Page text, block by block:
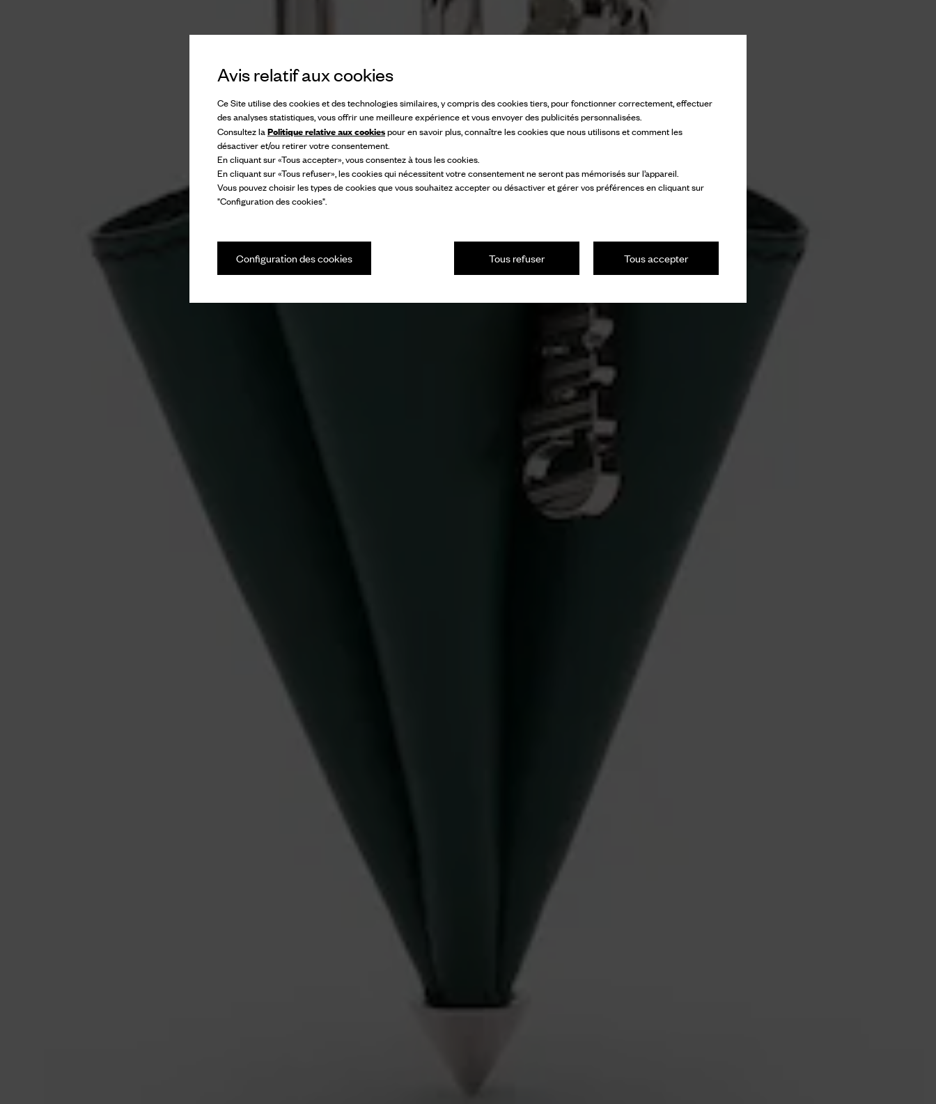
Avis relatif aux cookies
Ce Site utilise des cookies et des technologies similaires, y compris des cookies tiers, pour fonctionner correctement, effectuer
des analyses statistiques, vous offrir une meilleure expérience et vous envoyer des publicités personnalisées.
Consultez la Politique relative aux cookiespour en savoir plus, connaître les cookies que nous utilisons et comment les
désactiver et/ou retirer votre consentement.
En cliquant sur «Tous accepter», vous consentez à tous les cookies.
En cliquant sur «Tous refuser», les cookies qui nécessitent votre consentement ne seront pas mémorisés sur l’appareil.
Vous pouvez choisir les types de cookies que vous souhaitez accepter ou désactiver et gérer vos préférences en cliquant sur
"Configuration des cookies".
Tous accepter
Tous refuser
Configuration des cookies